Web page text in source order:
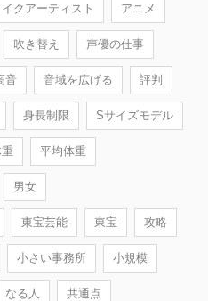
クアーティスト アニメ
吹き替え 声優の仕事
音 音域を広げる 評判
身長制限 Sサイズモデル
平均体重
男女
東宝芸能 東宝 攻略
小さい事務所 小規模
なる人 共通点